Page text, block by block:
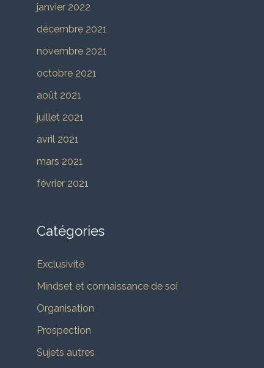
janvier 2022
décembre 2021
novembre 2021
octobre 2021
août 2021
juillet 2021
avril 2021
mars 2021
février 2021
Catégories
Exclusivité
Mindset et connaissance de soi
Organisation
Prospection
Sujets autres